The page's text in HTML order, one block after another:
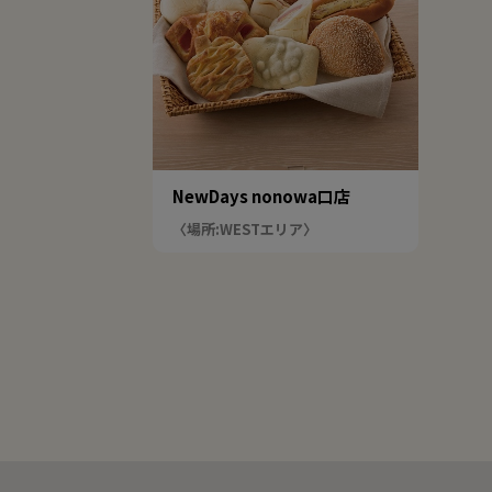
NewDays nonowa口店
〈場所:WESTエリア〉